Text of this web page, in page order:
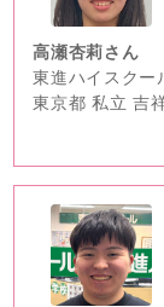
高瀬杏莉さん
東進ハイスクー
東京都 私立 吉
no
image